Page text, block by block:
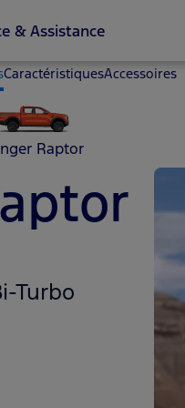
& Assistance
CaractéristiquesAccessoires
Raptor
Turbo